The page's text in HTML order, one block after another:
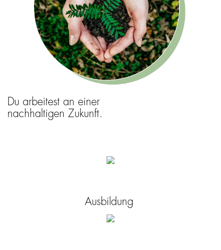
Du arbeitest an einer
nachhaltigen Zukunft.
Ausbildung